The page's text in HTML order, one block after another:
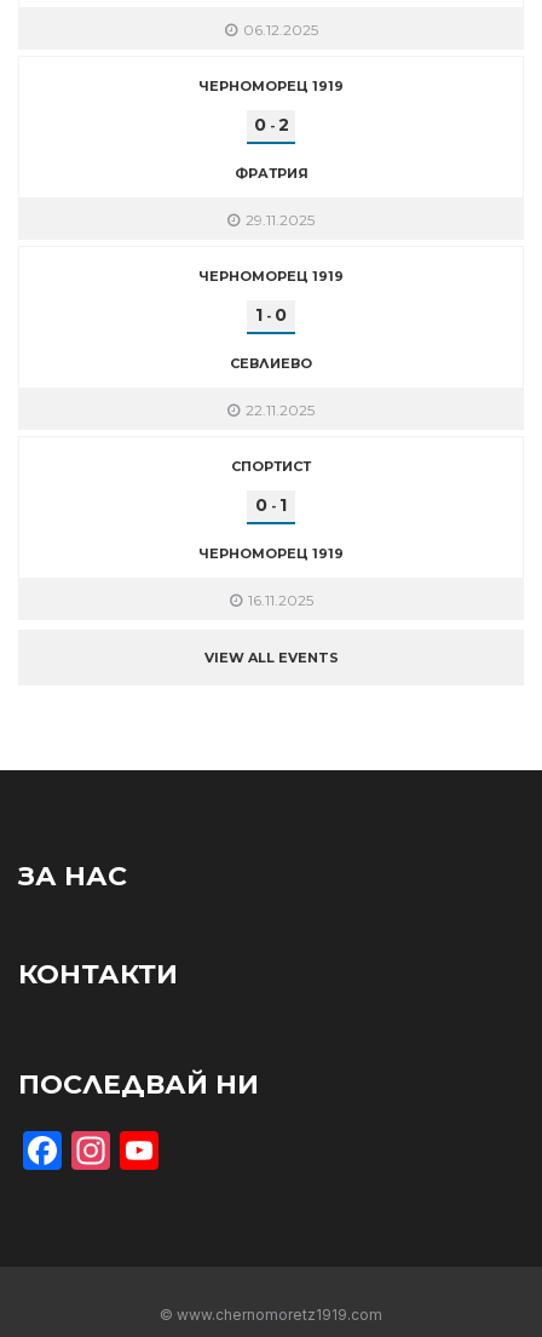
06.12.2025
ЧЕРНОМОРЕЦ 1919
0- 2
ФРАТРИЯ
29.11.2025
ЧЕРНОМОРЕЦ 1919
1 - 0
СЕВЛИЕВО
22.11.2025
СПОРТИСТ
0 - 1
ЧЕРНОМОРЕЦ 1919
16.11.2025
VIEW ALL EVENTS
ЗА НАС
КОНТАКТИ
ПОСЛЕДВАЙ НИ
Facebook
Instagram
© www.chernomoretz1919.com